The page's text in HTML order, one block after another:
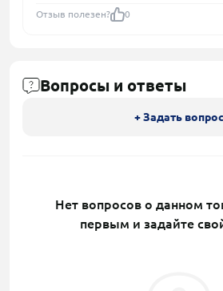
Отзыв полезен? 0
Вопросы и ответы
+ Задать вопрос
Нет вопросов о данном
первым и задайте